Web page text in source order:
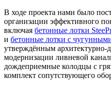
В ходе проекта нами было
организации эффективного
включая бетонные лотки
и бетонные лотки с
утверждённым
модернизации ливневой
дождеприемные колодцы с
комплект сопутствующего